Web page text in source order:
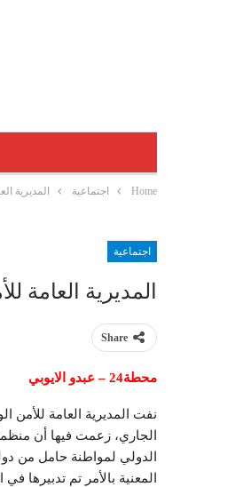
Home اجتماعية المديرية
اجتماعية
المديرية العامة
Share
محطة24 – عبدو الايوبي
الجاري، زعمت فيها أن
الدولي لمواطنة حامل من
المعنية بالأمر تم تدبيرها